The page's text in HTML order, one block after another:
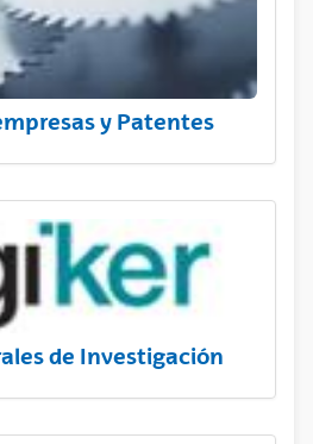
y Patentes
de Investigación